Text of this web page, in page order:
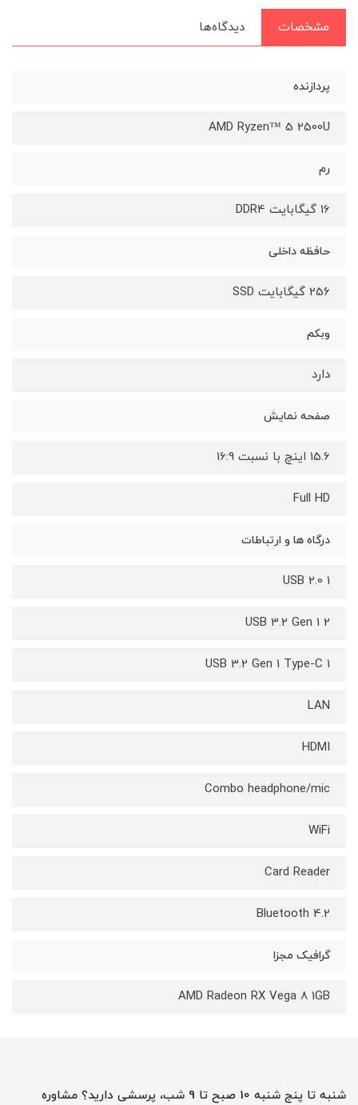
مشخصات دیدگاه‌ها
پردازنده
AMD Ryzen™ 5 2500U
رم
16 گیگابایت DDR4
حافظه داخلی
256 گیگابایت SSD
وبکم
دارد
صفحه نمایش
15.6 اینچ با نسبت 16:9
Full HD
درگاه ها و ارتباطات
USB 2.0 1
USB 3.2 Gen 1 2
USB 3.2 Gen 1 Type-C 1
LAN
HDMI
Combo headphone/mic
WiFi
Card Reader
Bluetooth 4.2
گرافیک مجزا
AMD Radeon RX Vega 8 1GB
شنبه تا پنج شنبه 10 صبح تا 9 شب، پرسشی دارید؟ مشاوره